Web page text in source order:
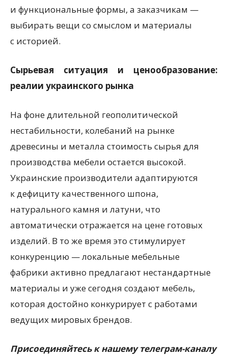
и функциональные формы, а заказчикам —
выбирать вещи со смыслом и материалы
с историей.
Сырьевая ситуация и ценообразование:
реалии украинского рынка
На фоне длительной геополитической
нестабильности, колебаний на рынке
древесины и металла стоимость сырья для
производства мебели остается высокой.
Украинские производители адаптируются
к дефициту качественного шпона,
натурального камня и латуни, что
автоматически отражается на цене готовых
изделий. В то же время это стимулирует
конкуренцию — локальные мебельные
фабрики активно предлагают нестандартные
материалы и уже сегодня создают мебель,
которая достойно конкурирует с работами
ведущих мировых брендов.
Присоединяйтесь к нашему телеграм-каналу